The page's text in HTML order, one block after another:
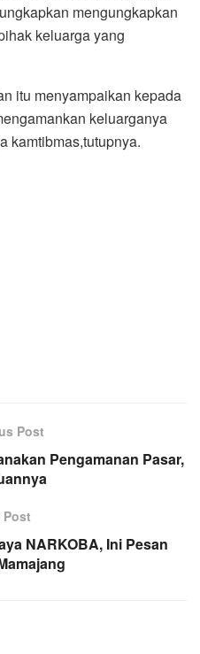
mengungkapkan
keluarga yang
itu menyampaikan kepada
keluarganya
kamtibmas,tutupnya.
Post
Pengamanan Pasar,
Post
NARKOBA, Ini Pesan